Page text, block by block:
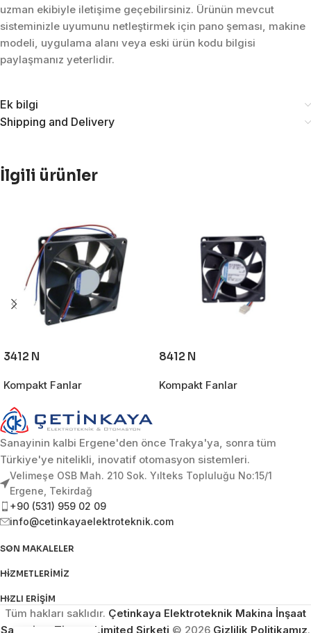
uzman ekibiyle iletişime geçebilirsiniz. Ürünün mevcut
sisteminizle uyumunu netleştirmek için pano şeması, makine
modeli, uygulama alanı veya eski ürün kodu bilgisi
paylaşmanız yeterlidir.
Ek bilgi
Shipping and Delivery
İlgili ürünler
3412 N
Kompakt Fanlar
8412 N
Kompakt Fanlar
Sanayinin kalbi Ergene'den önce Trakya'ya, sonra tüm
Türkiye'ye nitelikli, inovatif otomasyon sistemleri.
Velimeşe OSB Mah. 210 Sok. Yılteks Topluluğu No:15/1
Ergene, Tekirdağ
+90 (531) 959 02 09
info@cetinkayaelektroteknik.com
SON MAKALELER
HIZMETLERIMIZ
HIZLI ERIŞIM
Tüm hakları saklıdır. Çetinkaya Elektroteknik Makina İnşaat
Sanayi ve Ticaret Limited Şirketi © 2026 Gizlilik Politikamız.